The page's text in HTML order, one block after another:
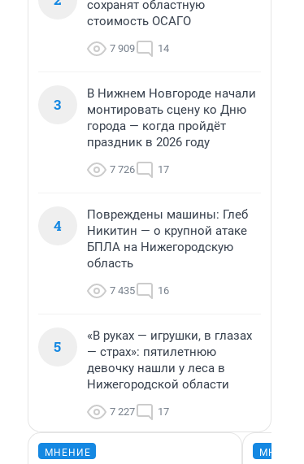
сохранят областную
стоимость ОСАГО
7 909 14
3
В Нижнем Новгороде начали
монтировать сцену ко Дню
города — когда пройдёт
праздник в 2026 году
7 726 17
4
Повреждены машины: Глеб
Никитин — о крупной атаке
БПЛА на Нижегородскую
область
7 435 16
5
«В руках — игрушки, в глазах
— страх»: пятилетнюю
девочку нашли у леса в
Нижегородской области
7 227 17
МНЕНИЕ